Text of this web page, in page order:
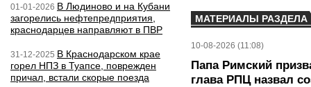
01-01-2026 В Людиново и на Кубани
загорелись нефтепредприятия,
краснодарцев направляют в ПВР
31-12-2025 В Краснодарском крае
горел НПЗ в Туапсе, поврежден
причал, встали скорые поезда
МАТЕРИАЛЫ РАЗДЕЛА
10-08-2026 (11:08)
Папа Римский
глава РПЦ назвал